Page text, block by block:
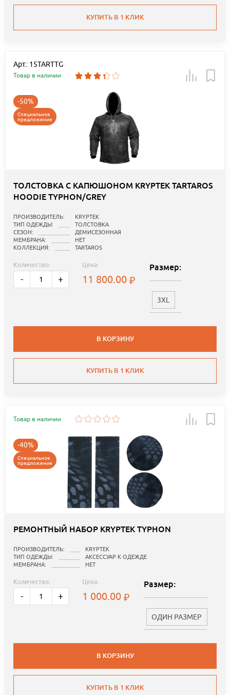
КУПИТЬ В 1 КЛИК
Арт.: 15TARTTG
Товар в наличии
-50%
Специальное
предложение
ТОЛСТОВКА С КАПЮШОНОМ KRYPTEK TARTAROS
HOODIE TYPHON/GREY
ПРОИЗВОДИТЕЛЬ:
KRYPTEK
ТИП ОДЕЖДЫ:
ТОЛСТОВКА
СЕЗОН:
ДЕМИСЕЗОННАЯ
МЕМБРАНА:
НЕТ
КОЛЛЕКЦИЯ:
TARTAROS
Количество:
- +
Цена:
11 800.00
Размер:
3XL
В КОРЗИНУ
КУПИТЬ В 1 КЛИК
Товар в наличии
-40%
Специальное
предложение
РЕМОНТНЫЙ НАБОР KRYPTEK TYPHON
ПРОИЗВОДИТЕЛЬ:
KRYPTEK
ТИП ОДЕЖДЫ:
АКСЕССУАР К ОДЕЖДЕ
МЕМБРАНА:
НЕТ
Количество:
- +
Цена:
1 000.00
Размер:
ОДИН РАЗМЕР
В КОРЗИНУ
КУПИТЬ В 1 КЛИК